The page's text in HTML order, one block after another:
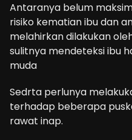
Antaranya belum
risiko kematian ibu dan
melahirkan dilakukan
sulitnya mendeteksi ibu
muda
Sedrta perlunya
terhadap beberapa
rawat inap.